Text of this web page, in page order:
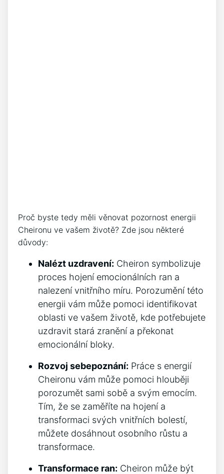
Proč byste tedy měli věnovat pozornost energii
Cheironu ve vašem životě? Zde jsou některé
důvody:
Nalézt uzdravení: Cheiron symbolizuje
proces hojení emocionálních ran a
nalezení vnitřního míru. Porozumění této
energii vám může pomoci identifikovat
oblasti ve vašem životě, kde potřebujete
uzdravit stará zranění a překonat
emocionální bloky.
Rozvoj sebepoznání: Práce s energií
Cheironu vám může pomoci hlouběji
porozumět sami sobě a svým emocím.
Tím, že se zaměříte na hojení a
transformaci svých vnitřních bolestí,
můžete dosáhnout osobního růstu a
transformace.
Transformace ran: Cheiron může být